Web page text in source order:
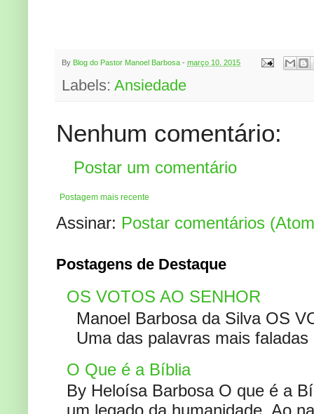
By Blog do Pastor Manoel Barbosa - março 10, 2015
Labels: Ansiedade
Nenhum comentário:
Postar um comentário
Postagem mais recente
Assinar: Postar comentários
Postagens de Destaque
OS VOTOS AO SENHOR
Manoel Barbosa da Silva OS
Uma das palavras mais
O Que é a Bíblia
By Heloísa Barbosa O que é a
um legado da humanidade. Ao